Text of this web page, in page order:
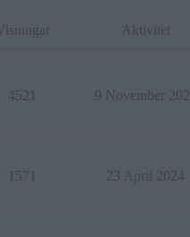
Aktivitet
4521 9 November
1571 23 April 2024